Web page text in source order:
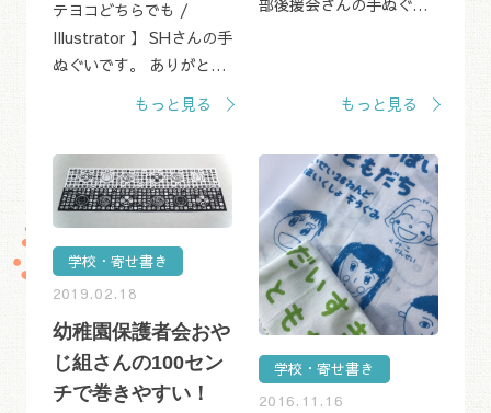
テヨコどちらでも /
Illustrator 】 SHさんの手
ぬぐいです。 ありがとう
ぬぐいは、グレーの部分
文字が入っている作品で
す。 &nbsp; 上...
もっと見る
部後援会さんの手ぬぐい
にて開催されています、
もっと見る
学校・寄せ書き
2019.02.18
幼稚園保護者会おや
じ組さんの100セン
チで巻きやすい！
学校・寄せ書き
2016.11.16